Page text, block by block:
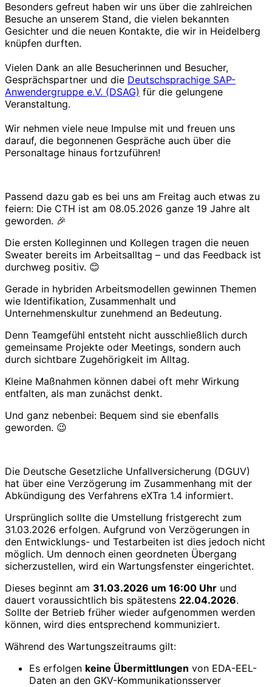
Besonders gefreut haben wir uns über die zahlreichen
Besuche an unserem Stand, die vielen bekannten
Gesichter und die neuen Kontakte, die wir in Heidelberg
knüpfen durften.
Vielen Dank an alle Besucherinnen und Besucher,
Gesprächspartner und die Deutschsprachige SAP-
Anwendergruppe e.V. (DSAG) für die gelungene
Veranstaltung.
Wir nehmen viele neue Impulse mit und freuen uns
darauf, die begonnenen Gespräche auch über die
Personaltage hinaus fortzuführen!
Passend dazu gab es bei uns am Freitag auch etwas zu
feiern: Die CTH ist am 08.05.2026 ganze 19 Jahre alt
geworden. 🎉
Die ersten Kolleginnen und Kollegen tragen die neuen
Sweater bereits im Arbeitsalltag – und das Feedback ist
durchweg positiv. 😊
Gerade in hybriden Arbeitsmodellen gewinnen Themen
wie Identifikation, Zusammenhalt und
Unternehmenskultur zunehmend an Bedeutung.
Denn Teamgefühl entsteht nicht ausschließlich durch
gemeinsame Projekte oder Meetings, sondern auch
durch sichtbare Zugehörigkeit im Alltag.
Kleine Maßnahmen können dabei oft mehr Wirkung
entfalten, als man zunächst denkt.
Und ganz nebenbei: Bequem sind sie ebenfalls
geworden. 😉
Die Deutsche Gesetzliche Unfallversicherung (DGUV)
hat über eine Verzögerung im Zusammenhang mit der
Abkündigung des Verfahrens eXTra 1.4 informiert.
Ursprünglich sollte die Umstellung fristgerecht zum
31.03.2026 erfolgen. Aufgrund von Verzögerungen in
den Entwicklungs- und Testarbeiten ist dies jedoch nicht
möglich. Um dennoch einen geordneten Übergang
sicherzustellen, wird ein Wartungsfenster eingerichtet.
Dieses beginnt am 31.03.2026 um 16:00 Uhr und
dauert voraussichtlich bis spätestens 22.04.2026.
Sollte der Betrieb früher wieder aufgenommen werden
können, wird dies entsprechend kommuniziert.
Während des Wartungszeitraums gilt:
Es erfolgen keine Übermittlungen von EDA-EEL-
Daten an den GKV-Kommunikationsserver